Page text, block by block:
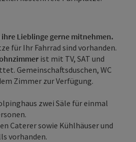
Lieblinge gerne mitnehmen.
für Ihr Fahrrad sind vorhanden.
ist mit TV, SAT und
Gemeinschaftsduschen, WC
Zimmer zur Verfügung.
zwei Säle für einmal
Caterer sowie Kühlhäuser und
vorhanden.